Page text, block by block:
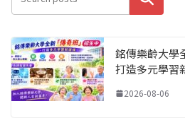
銘傳樂齡大學
打造多元學習
2026-08-06